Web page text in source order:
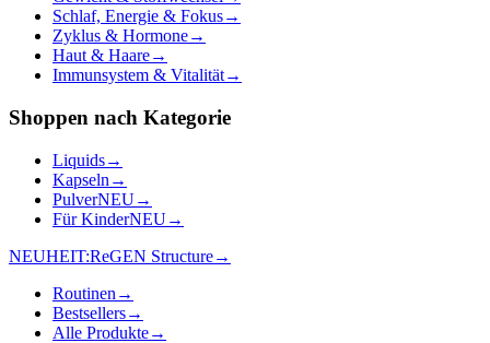
Schlaf, Energie & Fokus→
Zyklus & Hormone→
Haut & Haare→
Immunsystem & Vitalität→
Shoppen nach Kategorie
Liquids→
Kapseln →
PulverNEU→
Für KinderNEU→
NEUHEIT:ReGEN Structure→
Routinen →
Bestsellers→
Alle Produkte→